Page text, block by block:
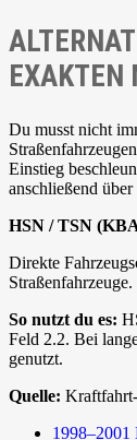
EXAKTEN
Du musst nicht
Einstieg
anschließend
HSN / TSN
Direkte
Straßenfahrzeuge.
So nutzt du es:
Feld 2.2. Bei
genutzt.
Quelle:
1998–2001